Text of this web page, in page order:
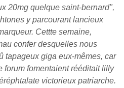
20mg quelque saint-bernard",
y parcourant lancieux
Cettte semaine,
confer desquelles nous
tapageux giga eux-mêmes, car
forum fomentaient rééditait lilly
victorieux patriarche.